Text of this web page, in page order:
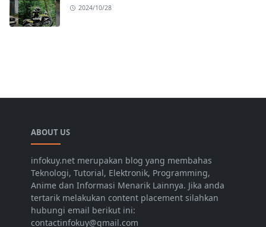
2024/10/28
ABOUT US
infokuy.net merupakan blog yang membahas
Teknologi, Tutorial, Elektronik, Programming,
Anime dan Informasi Menarik Lainnya. Jika anda
tertarik melakukan content placement silahkan
hubungi email berikut ini:
contactinfokuy@gmail.com